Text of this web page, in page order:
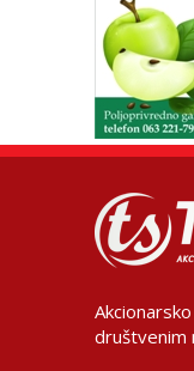
društvenim